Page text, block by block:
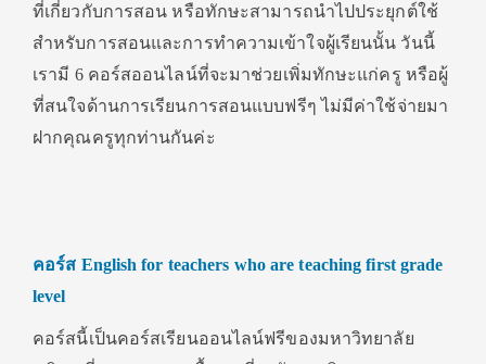
ที่เกี่ยวกับการสอน หรือทักษะสามารถนำไปประยุกต์ใช้
สำหรับการสอนและการทำความเข้าใจผู้เรียนนั้น วันนี้
เรามี 6 คอร์สออนไลน์ที่จะมาช่วยเพิ่มทักษะแก่ครู หรือผู้
ที่สนใจด้านการเรียนการสอนแบบฟรีๆ ไม่มีค่าใช้จ่ายมา
ฝากคุณครูทุกท่านกันค่ะ
คอร์ส English for teachers who are teaching first grade
level
คอร์สนี้เป็นคอร์สเรียนออนไลน์ฟรีของมหาวิทยาลัย